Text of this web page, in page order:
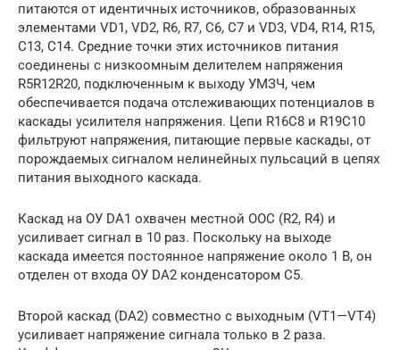
питаются от идентичных источников, образованных
элементами VD1, VD2, R6, R7, С6, С7 и VD3, VD4, R14, R15,
С13, С14. Средние точки этих источников питания
соединены с низкоомным делителем напряжения
R5R12R20, подключенным к выходу УМЗЧ, чем
обеспечивается подача отслеживающих потенциалов в
каскады усилителя напряжения. Цепи R16C8 и R19C10
фильтруют напряжения, питающие первые каскады, от
порождаемых сигналом нелинейных пульсаций в цепях
питания выходного каскада.
Каскад на ОУ DA1 охвачен местной ООС (R2, R4) и
усиливает сигнал в 10 раз. Поскольку на выходе
каскада имеется постоянное напряжение около 1 В, он
отделен от входа ОУ DA2 конденсатором С5.
Второй каскад (DA2) совместно с выходным (VT1—VT4)
усиливает напряжение сигнала только в 2 раза.